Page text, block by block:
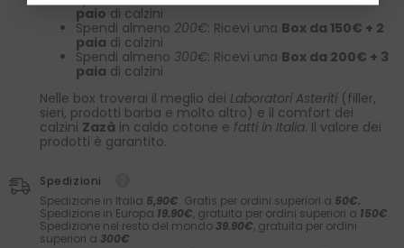
paio di calzini
Spendi almeno 200€: Ricevi una Box da 150€ + 2
paia di calzini
Spendi almeno 300€: Ricevi una Box da 200€ + 3
paia di calzini
Nelle box troverai il meglio dei Laboratori Asteriti (filler,
sieri, prodotti barba e molto altro) e il comfort dei
calzini Zazà in caldo cotone e fatti in Italia. Il valore dei
prodotti è garantito.
Spedizioni
Spedizione in Italia 5,90€. Gratis per ordini superiori a 50€.
Spedizione in Europa 19.90€, gratuita per ordini superiori a 150€.
Spedizione nel resto del mondo 39.90€, gratuita per ordini
superiori a 300€